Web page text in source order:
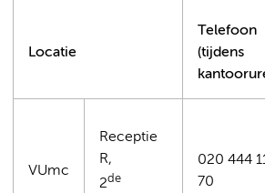
Locatie
Telefoon
(tijdens
VUmc
Receptie
R,
2de
020 444
70